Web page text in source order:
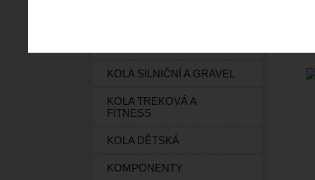
KOLA SILNIČNÍ A GRAVEL
KOLA TREKOVÁ A
FITNESS
KOLA DĚTSKÁ
KOMPONENTY